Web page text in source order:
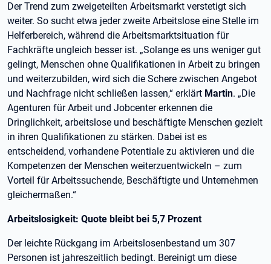
Der Trend zum zweigeteilten Arbeitsmarkt verstetigt sich
weiter. So sucht etwa jeder zweite Arbeitslose eine Stelle im
Helferbereich, während die Arbeitsmarktsituation für
Fachkräfte ungleich besser ist. „Solange es uns weniger gut
gelingt, Menschen ohne Qualifikationen in Arbeit zu bringen
und weiterzubilden, wird sich die Schere zwischen Angebot
und Nachfrage nicht schließen lassen,“ erklärt Martin. „Die
Agenturen für Arbeit und Jobcenter erkennen die
Dringlichkeit, arbeitslose und beschäftigte Menschen gezielt
in ihren Qualifikationen zu stärken. Dabei ist es
entscheidend, vorhandene Potentiale zu aktivieren und die
Kompetenzen der Menschen weiterzuentwickeln – zum
Vorteil für Arbeitssuchende, Beschäftigte und Unternehmen
gleichermaßen.“
Arbeitslosigkeit: Quote bleibt bei 5,7 Prozent
Der leichte Rückgang im Arbeitslosenbestand um 307
Personen ist jahreszeitlich bedingt. Bereinigt um diese